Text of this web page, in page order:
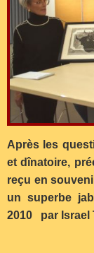
Après les
et dînatoire,
reçu en
un superbe
2010 par